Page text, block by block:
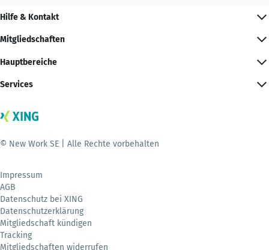
Hilfe & Kontakt
Mitgliedschaften
Hauptbereiche
Services
© New Work SE | Alle Rechte vorbehalten
Impressum
AGB
Datenschutz bei XING
Datenschutzerklärung
Mitgliedschaft kündigen
Tracking
Mitgliedschaften widerrufen